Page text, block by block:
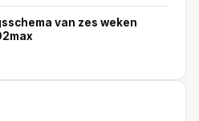
van zes weken